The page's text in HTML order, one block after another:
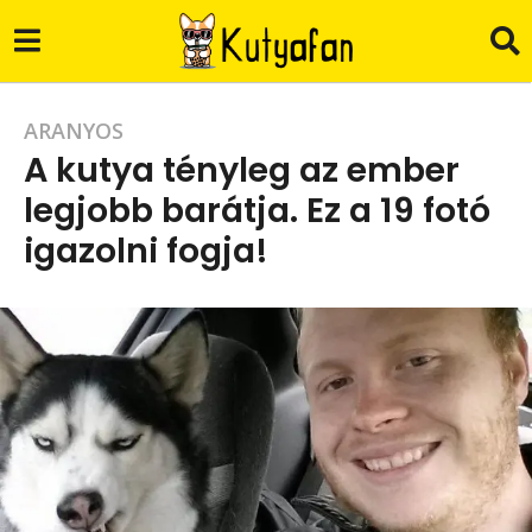
9
é
v
a
o
9
é
v
ARANYOS
A kutya tényleg az ember
legjobb barátja. Ez a 19 fotó
igazolni fogja!
y
B
.
Z
.